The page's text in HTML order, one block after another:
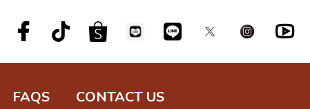
FAQS CONTACT US